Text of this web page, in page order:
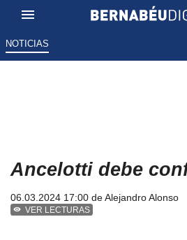
NOTICIAS
Ancelotti debe
06.03.2024 17:00 deAlejandro Alonso
VER LECTURAS